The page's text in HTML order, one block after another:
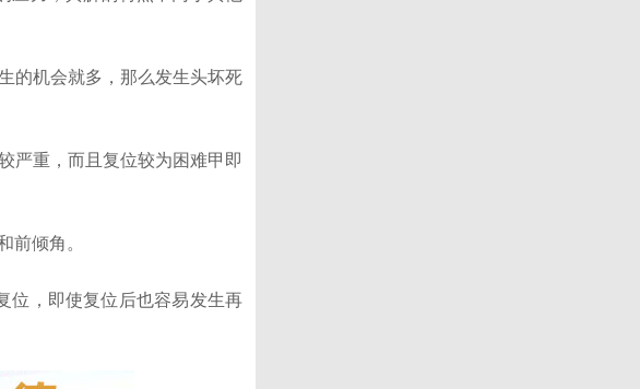
的机会就多，那么发生头坏死
严重，而且复位较为困难甲即
前倾角。
位，即使复位后也容易发生再